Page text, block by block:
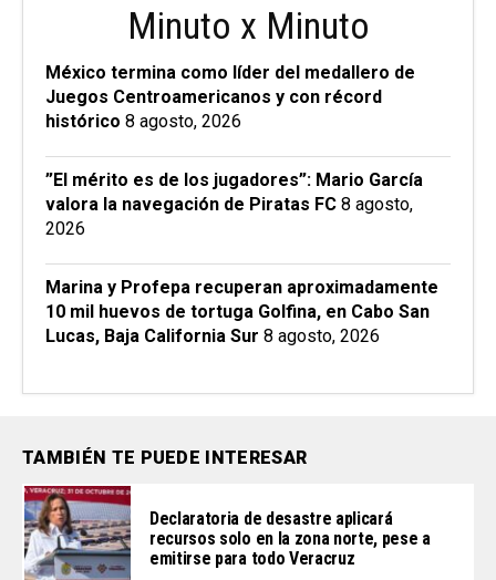
Minuto x Minuto
México termina como líder del medallero de
Juegos Centroamericanos y con récord
histórico 8 agosto, 2026
”El mérito es de los jugadores”: Mario García
valora la navegación de Piratas FC 8 agosto,
2026
Marina y Profepa recuperan aproximadamente
10 mil huevos de tortuga Golfina, en Cabo San
Lucas, Baja California Sur 8 agosto, 2026
TAMBIÉN TE PUEDE INTERESAR
Declaratoria de desastre aplicará
recursos solo en la zona norte, pese a
emitirse para todo Veracruz